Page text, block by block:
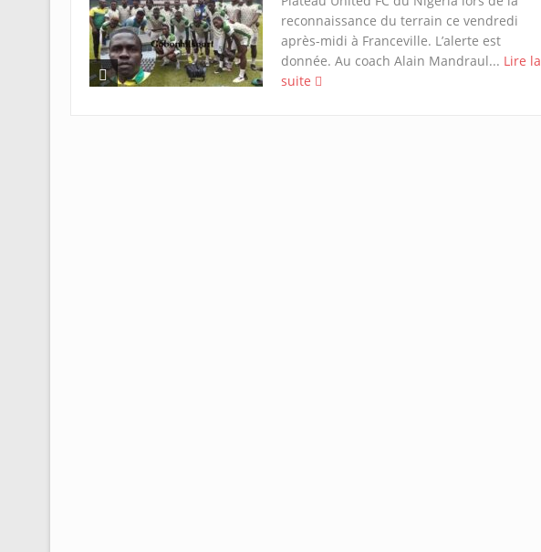
reconnaissance du terrain ce vendredi
après-midi à Franceville. L’alerte est
donnée. Au coach Alain Mandraul... Lire la
suite